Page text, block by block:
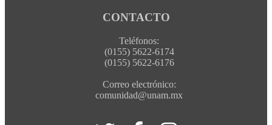
CONTACTO
Teléfonos:
(0155) 5622-6174
(0155) 5622-6176
Correo electrónico:
comunidad@unam.mx